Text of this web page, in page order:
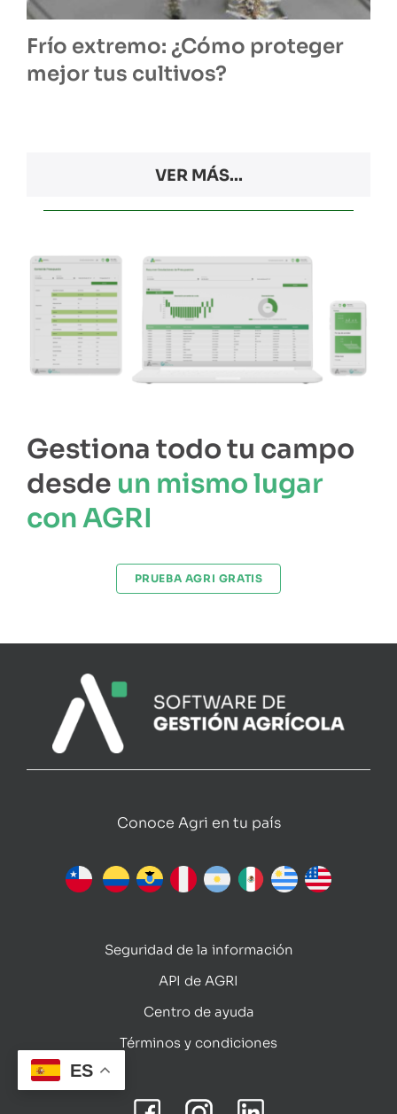
Frío extremo: ¿Cómo proteger
mejor tus cultivos?
VER MÁS...
Gestiona todo tu campo
desde un mismo lugar
con AGRI
PRUEBA AGRI GRATIS
Conoce Agri en tu país
Seguridad de la información
API de AGRI
Centro de ayuda
Términos y condiciones
ES